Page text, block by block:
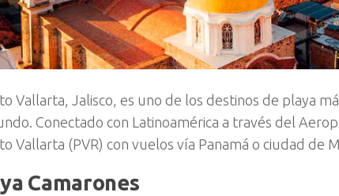
Vallarta, Jalisco, es uno de los destinos de playa
Conectado con Latinoamérica a través del
Vallarta (PVR) con vuelos vía Panamá o ciudad de
Camarones